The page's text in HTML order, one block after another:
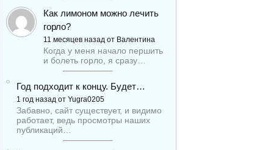
Как лимоном можно лечить
горло?
11 месяцев назад от Валентина
Когда у меня начало першить
и болеть горло, я сразу…
Год подходит к концу. Будет…
1 год назад от Yugra0205
Забавно, сайт существует, и видимо
работает, ведь просмотры наших
публикаций…